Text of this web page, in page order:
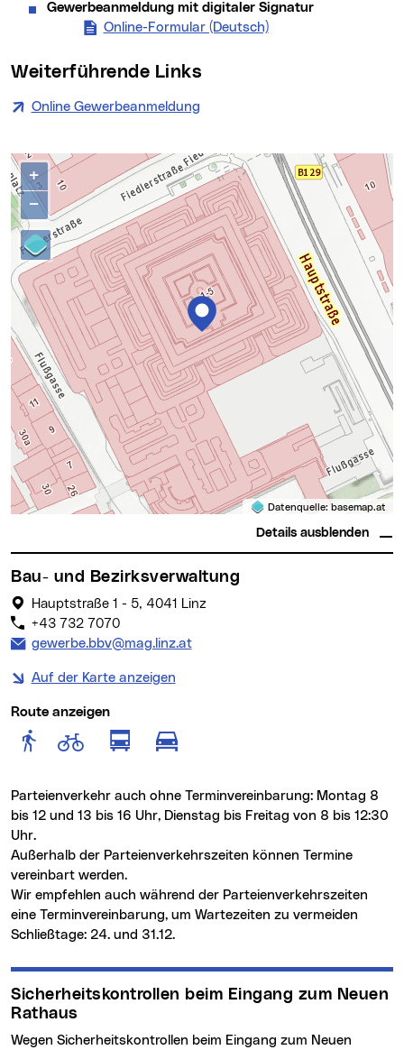
Gewerbeanmeldung mit digitaler Signatur
Online-Formular (Deutsch)(neues Fenster)
Weiterführende Links
Online Gewerbeanmeldung
Kontakte
Karte überspringen
+
−
Datenquelle: basemap.at
Details ausblenden
Bau- und Bezirksverwaltung
Hauptstraße 1 - 5, 4041 Linz
+43 732 7070
E-Mail Adresse:
gewerbe.bbv@mag.linz.at
Auf der Karte anzeigen
Route anzeigen
Route anzeigen für Fußgänger
Route anzeigen für
Route anzeigen für
Route anzeigen für
Parteienverkehr auch ohne Terminvereinbarung: Montag 8
bis 12 und 13 bis 16 Uhr, Dienstag bis Freitag von 8 bis 12:30
Uhr.
Außerhalb der Parteienverkehrszeiten können Termine
vereinbart werden.
Wir empfehlen auch während der Parteienverkehrszeiten
eine Terminvereinbarung, um Wartezeiten zu vermeiden
Schließtage: 24. und 31.12.
Sicherheitskontrollen beim Eingang zum Neuen
Rathaus
Wegen Sicherheitskontrollen beim Eingang zum Neuen